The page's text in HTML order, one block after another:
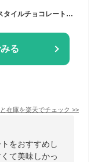
【公式】 リンツ Lindt チョコレート ドバイスタイルチョコレート プラリネ｜夏ギフト ドバイチョコレート ドバイチョコ ピスタチオ カダイフ チョコ ギフト プレゼント プチギフト 可愛い 洋菓子 スイーツ お菓子 おしゃれ おつまみ リンツチョコ
る
在庫を楽天でチェック >>
をおすすめし
て美味しかっ